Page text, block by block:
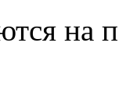
на